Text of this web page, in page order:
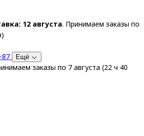
12 августа. Принимаем заказы по
)
87 Ещё
заказы по 7 августа (22 ч 40